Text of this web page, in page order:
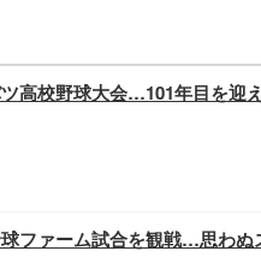
ツ高校野球大会…101年目を迎
球ファーム試合を観戦…思わ